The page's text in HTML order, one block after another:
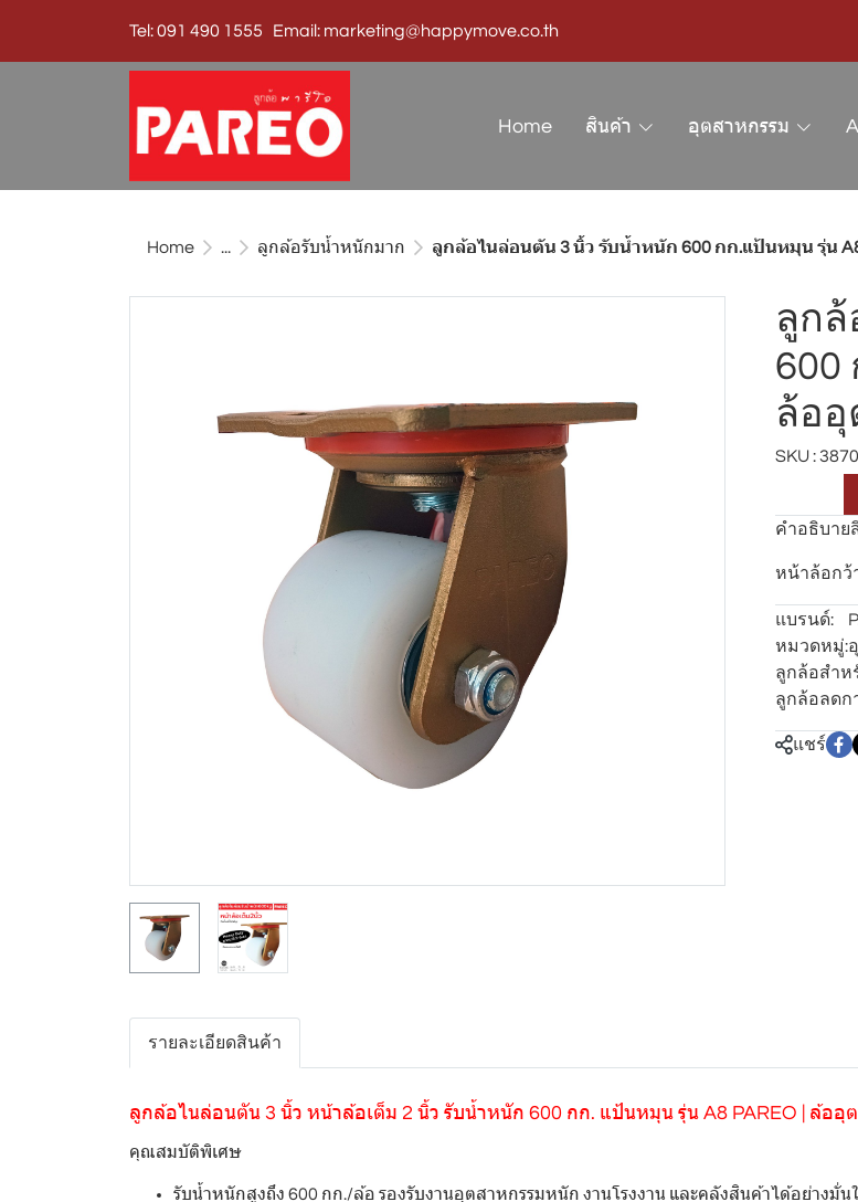
Tel: 091 490 1555 Email: marketing@happymove.co.th
Home สินค้า อุตสาหกรรม
Home ... ลูกล้อรับน้ำหนักมาก ลูกล้อไนล่อนตัน 3 นิ้ว รับน้ำหนัก 600 กก.แป้นหมุน รุ่น
ลูก
600
ล้ออุ
SKU :
คำอธิบาย
หน้าล้อกว้
แบรนด์:
หมวดหมู่:
ลูกล้อสำห
ลูกล้อลดก
แชร์
รายละเอียดสินค้า
ลูกล้อไนล่อนตัน 3 นิ้ว หน้าล้อเต็ม 2 นิ้ว รับน้ำหนัก 600 กก. แป้นหมุน รุ่น A8 PAREO | ล้อ
คุณสมบัติพิเศษ
รับน้ำหนักสูงถึง 600 กก./ล้อ รองรับงานอุตสาหกรรมหนัก งานโรงงาน และคลังสินค้าได้อย่างมั่น